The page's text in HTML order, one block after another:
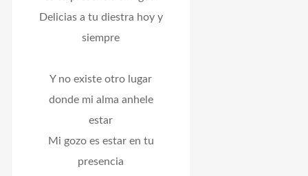
Delicias a tu diestra hoy y
siempre
Y no existe otro lugar
donde mi alma anhele
estar
Mi gozo es estar en tu
presencia